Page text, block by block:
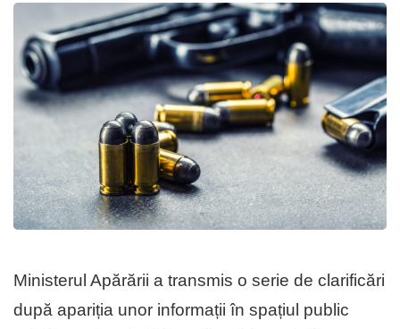
Ministerul Apărării a transmis o serie de clarificări
după apariția unor informații în spațiul public